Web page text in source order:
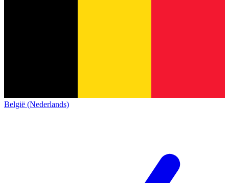
België (Nederlands)